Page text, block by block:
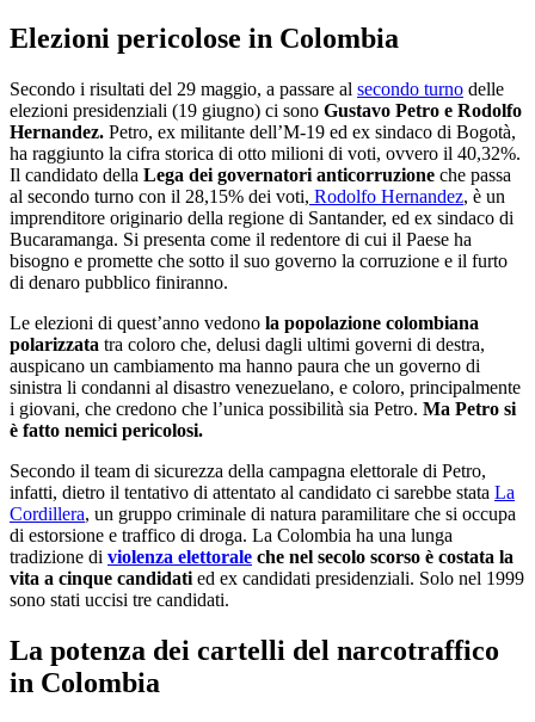
Elezioni pericolose in Colombia
Secondo i risultati del 29 maggio, a passare al secondo turno delle
elezioni presidenziali (19 giugno) ci sono Gustavo Petro e Rodolfo
Hernandez. Petro, ex militante dell’M-19 ed ex sindaco di Bogotà,
ha raggiunto la cifra storica di otto milioni di voti, ovvero il 40,32%.
Il candidato della Lega dei governatori anticorruzione che passa
al secondo turno con il 28,15% dei voti, Rodolfo Hernandez, è un
imprenditore originario della regione di Santander, ed ex sindaco di
Bucaramanga. Si presenta come il redentore di cui il Paese ha
bisogno e promette che sotto il suo governo la corruzione e il furto
di denaro pubblico finiranno.
Le elezioni di quest’anno vedono la popolazione colombiana
polarizzata tra coloro che, delusi dagli ultimi governi di destra,
auspicano un cambiamento ma hanno paura che un governo di
sinistra li condanni al disastro venezuelano, e coloro, principalmente
i giovani, che credono che l’unica possibilità sia Petro. Ma Petro si
è fatto nemici pericolosi.
Secondo il team di sicurezza della campagna elettorale di Petro,
infatti, dietro il tentativo di attentato al candidato ci sarebbe stata La
Cordillera, un gruppo criminale di natura paramilitare che si occupa
di estorsione e traffico di droga. La Colombia ha una lunga
tradizione di violenza elettorale che nel secolo scorso è costata la
vita a cinque candidati ed ex candidati presidenziali. Solo nel 1999
sono stati uccisi tre candidati.
La potenza dei cartelli del narcotraffico
in Colombia